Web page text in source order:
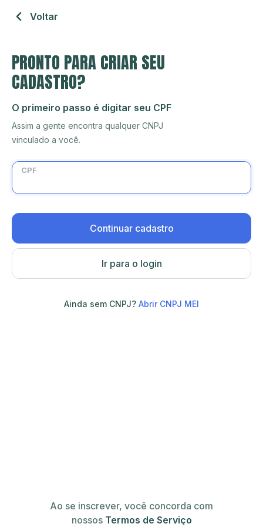
Voltar
PRONTO PARA CRIAR SEU
CADASTRO?
O primeiro passo é digitar seu CPF
Assim a gente encontra qualquer CNPJ
vinculado a você.
CPF
Continuar cadastro
Ir para o login
Ainda sem CNPJ? Abrir CNPJ MEI
Ao se inscrever, você concorda com
nossos Termos de Serviço